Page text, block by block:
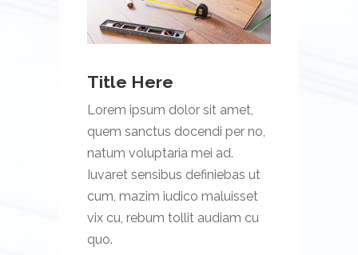
Title Here
Lorem ipsum dolor sit amet,
quem sanctus docendi per no,
natum voluptaria mei ad.
Iuvaret sensibus definiebas ut
cum, mazim iudico maluisset
vix cu, rebum tollit audiam cu
quo.